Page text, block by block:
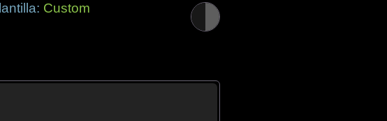
Custom